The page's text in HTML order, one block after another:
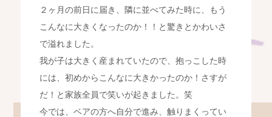
２ヶ月の前日に届き、隣に並べてみた時に、もう
こんなに大きくなったのか！！と驚きとかわいさ
で溢れました。
我が子は大きく産まれていたので、抱っこした時
には、初めからこんなに大きかったのか！さすが
だ！と家族全員で笑いが起きました。笑
今では、ベアの方へ自分で進み、触りまくってい